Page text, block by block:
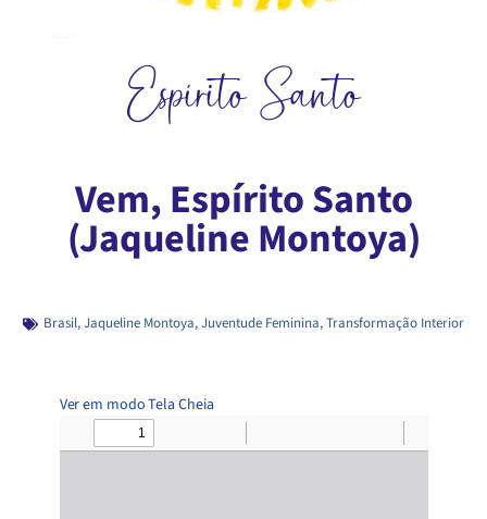
Espírito Santo
Vem, Espírito Santo
(Jaqueline Montoya)
Brasil,Jaqueline Montoya,Juventude Feminina,Transformação Interior
Ver em modo Tela Cheia